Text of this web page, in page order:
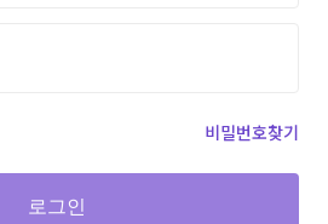
비밀번호찾기
로그인